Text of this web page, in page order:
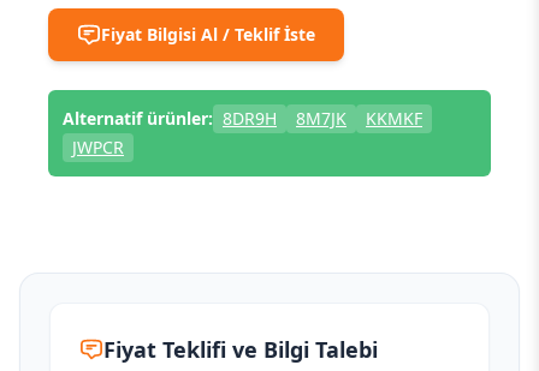
Fiyat Bilgisi Al / Teklif İste
Alternatif ürünler: 8DR9H 8M7JK
KKMKF
JWPCR
Fiyat Teklifi ve Bilgi Talebi